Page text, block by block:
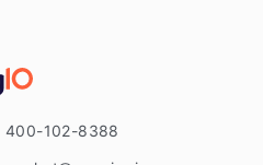
400-102-8388